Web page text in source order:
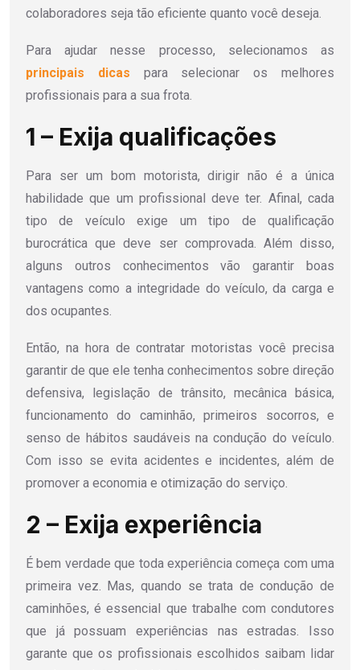
colaboradores seja tão eficiente quanto você deseja.
Para ajudar nesse processo, selecionamos as
principais dicas para selecionar os melhores
profissionais para a sua frota.
1 – Exija qualificações
Para ser um bom motorista, dirigir não é a única
habilidade que um profissional deve ter. Afinal, cada
tipo de veículo exige um tipo de qualificação
burocrática que deve ser comprovada. Além disso,
alguns outros conhecimentos vão garantir boas
vantagens como a integridade do veículo, da carga e
dos ocupantes.
Então, na hora de contratar motoristas você precisa
garantir de que ele tenha conhecimentos sobre direção
defensiva, legislação de trânsito, mecânica básica,
funcionamento do caminhão, primeiros socorros, e
senso de hábitos saudáveis na condução do veículo.
Com isso se evita acidentes e incidentes, além de
promover a economia e otimização do serviço.
2 – Exija experiência
É bem verdade que toda experiência começa com uma
primeira vez. Mas, quando se trata de condução de
caminhões, é essencial que trabalhe com condutores
que já possuam experiências nas estradas. Isso
garante que os profissionais escolhidos saibam lidar